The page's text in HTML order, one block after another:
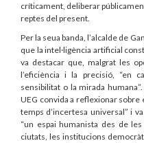
críticament, deliberar
reptes del present.
Per la seua banda, l’alcalde de
que la intel·ligència artificial
va destacar que, malgrat les
l’eficiència i la precisió, “en
sensibilitat o la mirada
UEG convida a reflexionar sobre
temps d’incertesa universal” i
“un espai humanista des de
ciutats, les institucions